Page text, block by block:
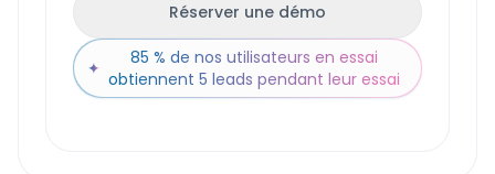
Réserver une démo
✦
85 % de nos utilisateurs en essai
obtiennent 5 leads pendant leur essai